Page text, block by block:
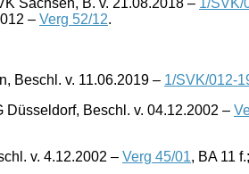
Sachsen, B. v. 21.08.2018 – 1/SVK/
– Verg 52/12.
Beschl. v. 11.06.2019 – 1/SVK/012-
Düsseldorf, Beschl. v. 04.12.2002 –
v. 4.12.2002 – Verg 45/01, BA 11